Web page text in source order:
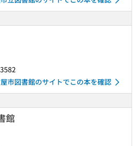
市図書館のサイトでこの本を確認
館